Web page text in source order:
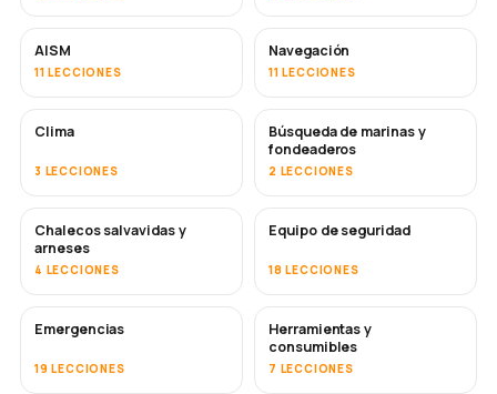
AISM
11 LECCIONES
Navegación
11 LECCIONES
Clima
3 LECCIONES
Búsqueda de marinas y
fondeaderos
2 LECCIONES
Chalecos salvavidas y
arneses
4 LECCIONES
Equipo de seguridad
18 LECCIONES
Emergencias
19 LECCIONES
Herramientas y
consumibles
7 LECCIONES